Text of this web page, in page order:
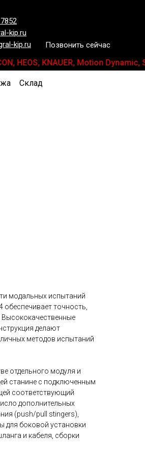
kip.ru
kip.ru
Позвонить сейчас
KNAUER, Motion Dynamic,
Склад
модальных испытаний
точность,
делают
методов испытаний
отдельного модуля и
станине с подключенным
соответствующий
дополнительных
(push/pull stingers),
для боковой установки
и кабеля, сборки